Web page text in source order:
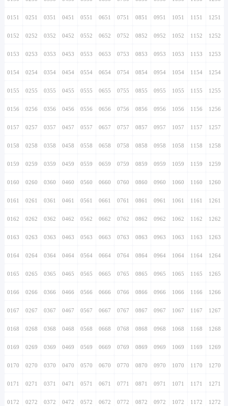
0151 0251 0351 0451 0551 0651 0751 0851 0951 1051 1151 1251
0152 0252 0352 0452 0552 0652 0752 0852 0952 1052 1152 1252
0153 0253 0353 0453 0553 0653 0753 0853 0953 1053 1153 1253
0154 0254 0354 0454 0554 0654 0754 0854 0954 1054 1154 1254
0155 0255 0355 0455 0555 0655 0755 0855 0955 1055 1155 1255
0156 0256 0356 0456 0556 0656 0756 0856 0956 1056 1156 1256
0157 0257 0357 0457 0557 0657 0757 0857 0957 1057 1157 1257
0158 0258 0358 0458 0558 0658 0758 0858 0958 1058 1158 1258
0159 0259 0359 0459 0559 0659 0759 0859 0959 1059 1159 1259
0160 0260 0360 0460 0560 0660 0760 0860 0960 1060 1160 1260
0161 0261 0361 0461 0561 0661 0761 0861 0961 1061 1161 1261
0162 0262 0362 0462 0562 0662 0762 0862 0962 1062 1162 1262
0163 0263 0363 0463 0563 0663 0763 0863 0963 1063 1163 1263
0164 0264 0364 0464 0564 0664 0764 0864 0964 1064 1164 1264
0165 0265 0365 0465 0565 0665 0765 0865 0965 1065 1165 1265
0166 0266 0366 0466 0566 0666 0766 0866 0966 1066 1166 1266
0167 0267 0367 0467 0567 0667 0767 0867 0967 1067 1167 1267
0168 0268 0368 0468 0568 0668 0768 0868 0968 1068 1168 1268
0169 0269 0369 0469 0569 0669 0769 0869 0969 1069 1169 1269
0170 0270 0370 0470 0570 0670 0770 0870 0970 1070 1170 1270
0171 0271 0371 0471 0571 0671 0771 0871 0971 1071 1171 1271
0172 0272 0372 0472 0572 0672 0772 0872 0972 1072 1172 1272